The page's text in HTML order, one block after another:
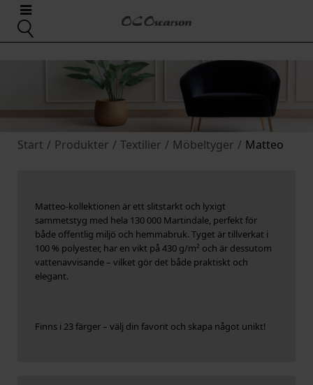
Start / Produkter / Textilier / Möbeltyger / Matteo
Matteo-kollektionen är ett slitstarkt och lyxigt
sammetstyg med hela 130 000 Martindale, perfekt för
både offentlig miljö och hemmabruk. Tyget är tillverkat i
100 % polyester, har en vikt på 430 g/m² och är dessutom
vattenavvisande – vilket gör det både praktiskt och
elegant.
Finns i 23 färger – välj din favorit och skapa något unikt!